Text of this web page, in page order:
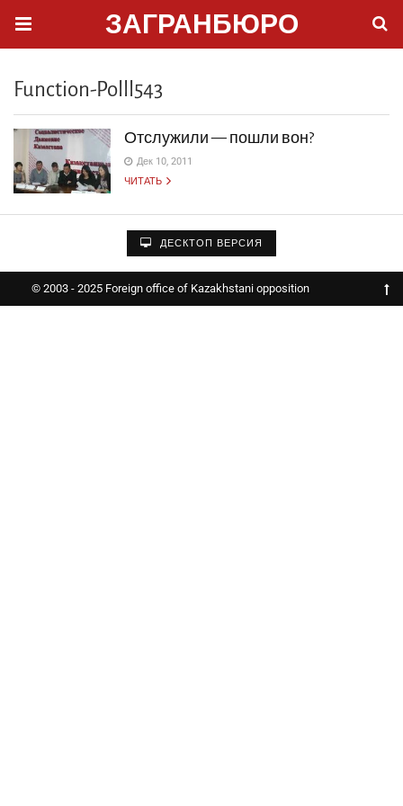
ЗАГРАНБЮРО
Function-Polll543
Отслужили — пошли вон?
Дек 10, 2011
ЧИТАТЬ
ДЕСКТОП ВЕРСИЯ
© 2003 - 2025 Foreign office of Kazakhstani opposition